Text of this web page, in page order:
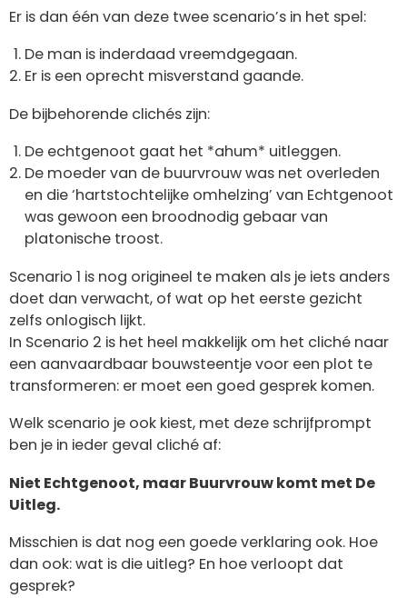
Er is dan één van deze twee scenario’s in het spel:
De man is inderdaad vreemdgegaan.
Er is een oprecht misverstand gaande.
De bijbehorende clichés zijn:
De echtgenoot gaat het *ahum* uitleggen.
De moeder van de buurvrouw was net overleden
en die ‘hartstochtelijke omhelzing’ van Echtgenoot
was gewoon een broodnodig gebaar van
platonische troost.
Scenario 1 is nog origineel te maken als je iets anders
doet dan verwacht, of wat op het eerste gezicht
zelfs onlogisch lijkt.
In Scenario 2 is het heel makkelijk om het cliché naar
een aanvaardbaar bouwsteentje voor een plot te
transformeren: er moet een goed gesprek komen.
Welk scenario je ook kiest, met deze schrijfprompt
ben je in ieder geval cliché af:
Niet Echtgenoot, maar Buurvrouw komt met De
Uitleg.
Misschien is dat nog een goede verklaring ook. Hoe
dan ook: wat is die uitleg? En hoe verloopt dat
gesprek?